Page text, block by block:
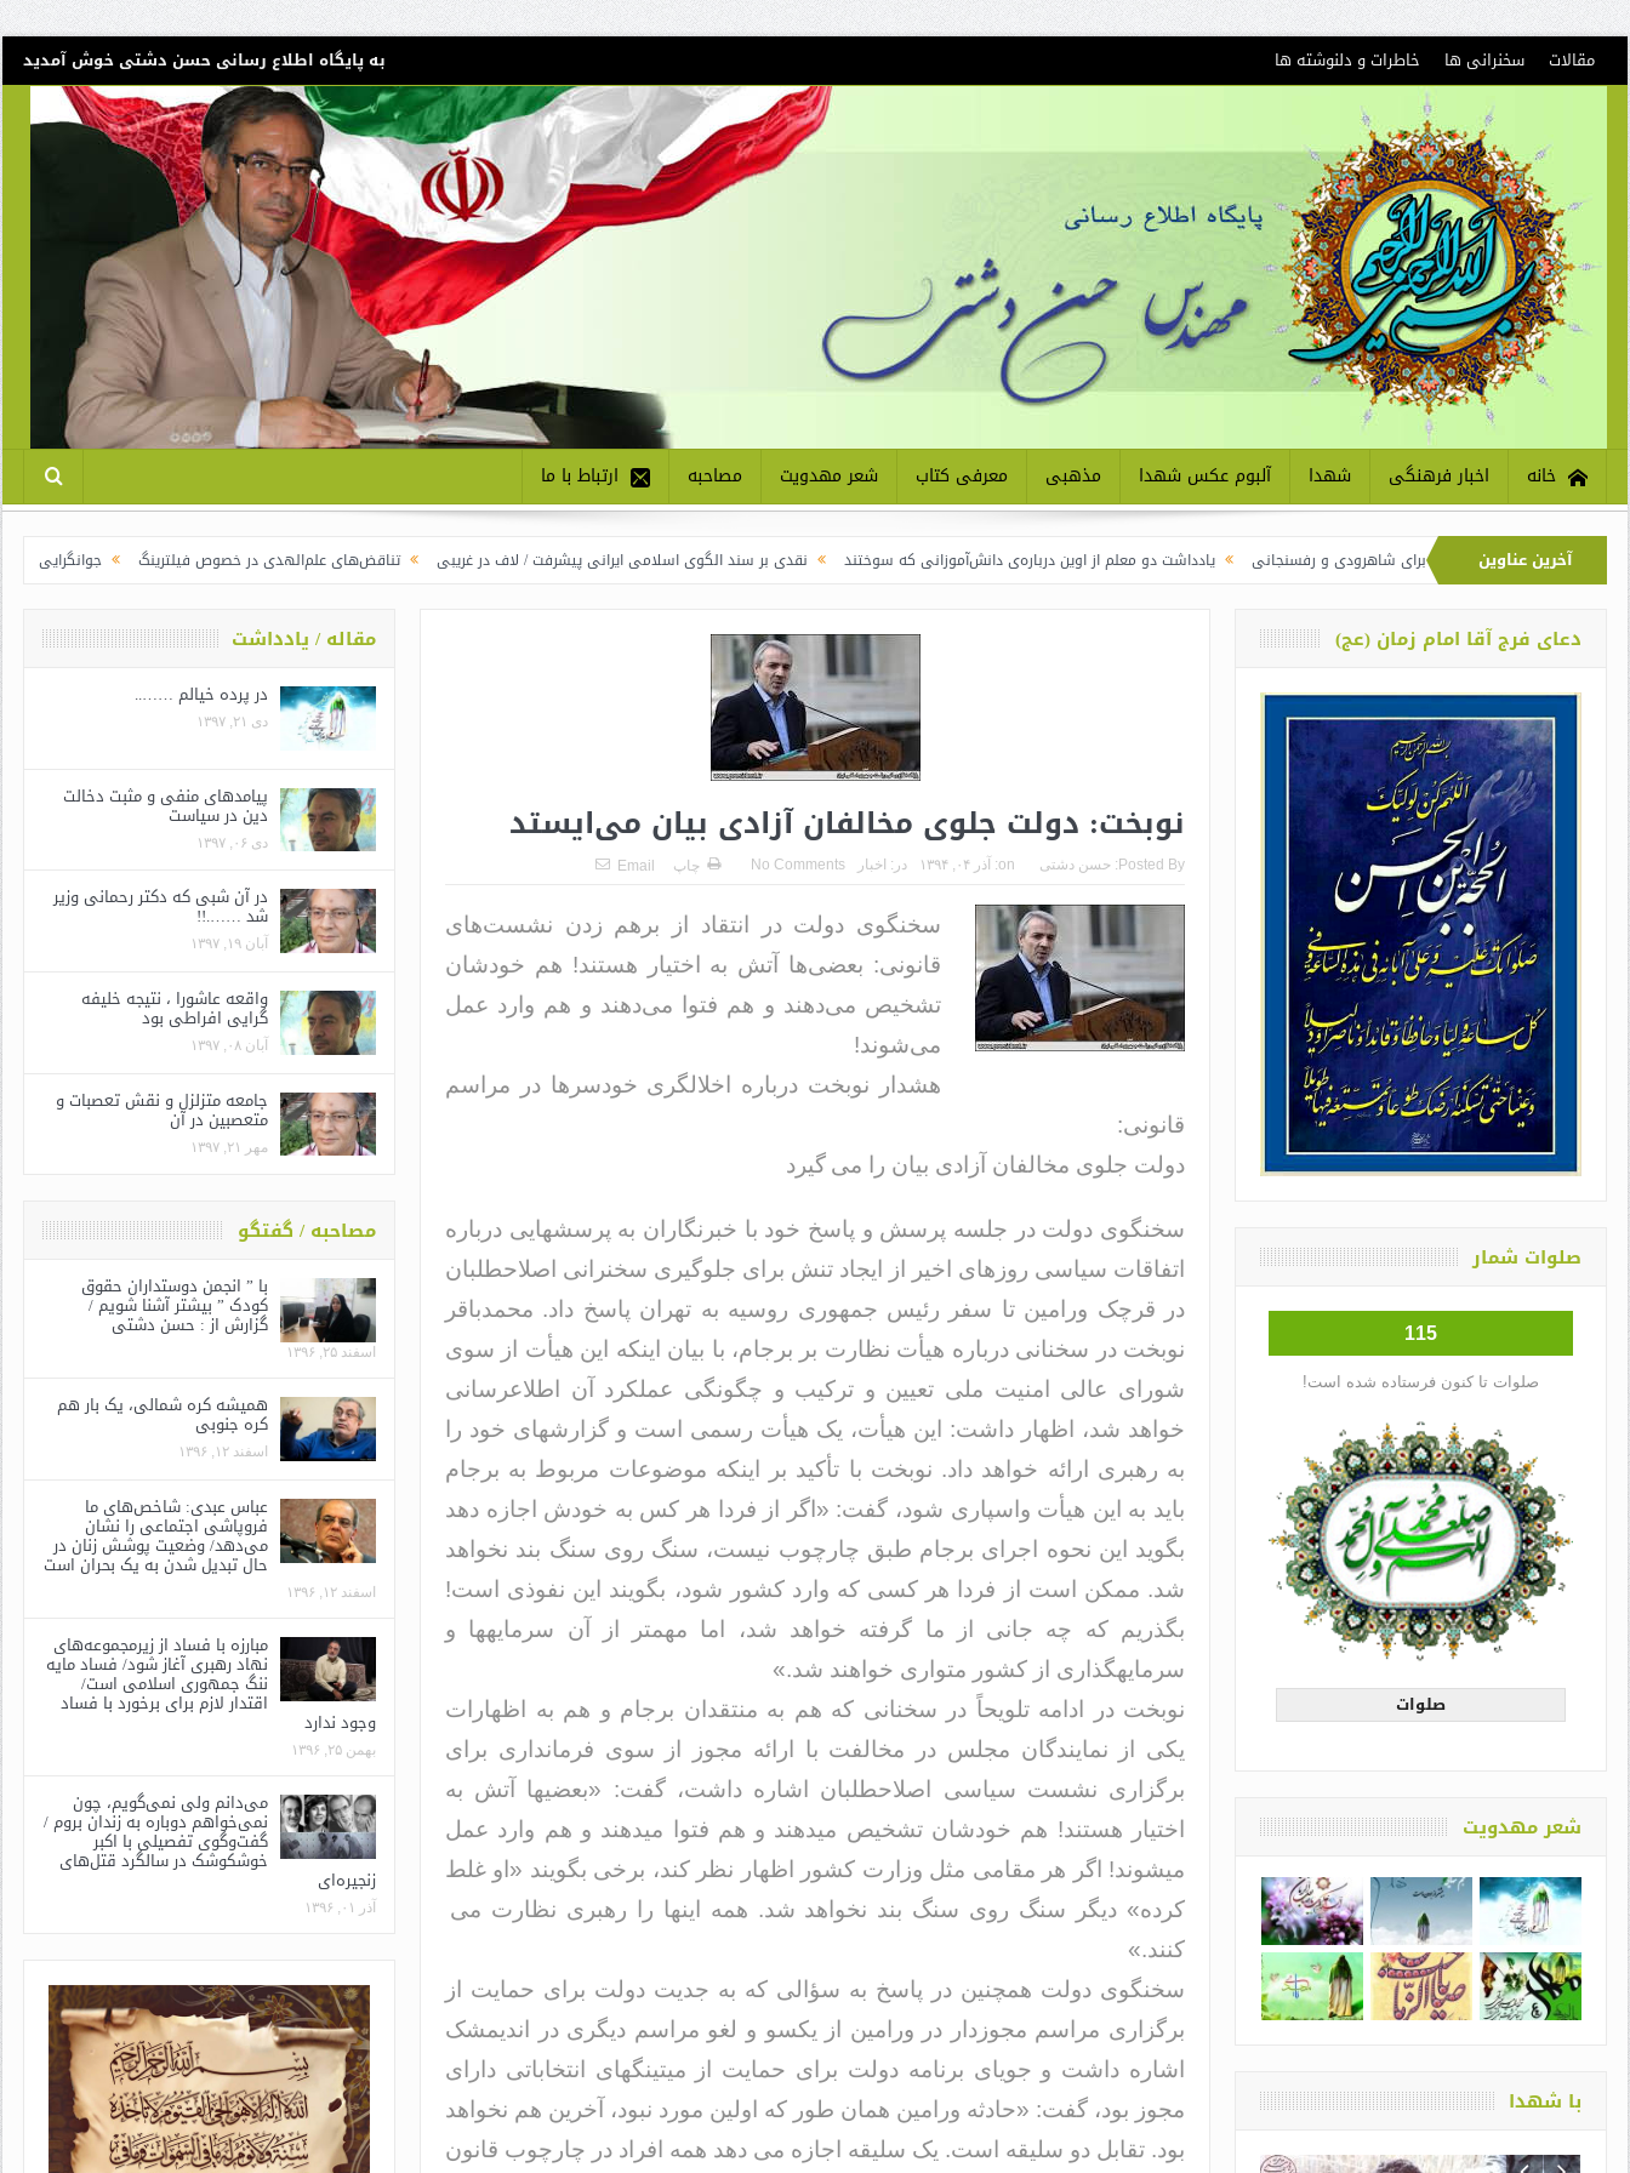
به پایگاه اطلاع رسانی حسن دشتی خوش آمدید مقالات سخنرانی ها خاطرات و دلنوشته ها
خانه اخبار فرهنگی شهدا آلبوم عکس شهدا مذهبی معرفی کتاب شعر مهدویت مصاحبه ارتباط با ما
آخرین عناوین
خامنه‌ای برای شاهرودی و رفسنجانی یادداشت دو معلم از اوین درباره‌ی دانش‌آموزانی که سوختند نقدی بر سند الگوی اسلامی ایرانی پیشرفت / لاف در غریبی تناقض‌های علم‌الهدی در خصوص فیلترینگ جوانگرایی به سبک وزرای جدید
نوبخت: دولت جلوی مخالفان آزادی بیان می‌ایستد
Posted By: حسن دشتی on: آذر ۰۴, ۱۳۹۴ در: اخبار No Comments چاپ Email
سخنگوی دولت در انتقاد از برهم زدن نشست‌های
قانونی: بعضی‌ها آتش به اختیار هستند! هم خودشان
تشخیص می‌دهند و هم فتوا می‌دهند و هم وارد عمل
می‌شوند!
هشدار نوبخت درباره اخلالگری خودسرها در مراسم
قانونی:
دولت جلوی مخالفان آزادی بیان را می گیرد
سخنگوی دولت در جلسه پرسش و پاسخ خود با خبرنگاران به پرسشهایی درباره
اتفاقات سیاسی روزهای اخیر از ایجاد تنش برای جلوگیری سخنرانی اصلاحطلبان
در قرچک ورامین تا سفر رئیس جمهوری روسیه به تهران پاسخ داد. محمدباقر
نوبخت در سخنانی درباره هیأت نظارت بر برجام، با بیان اینکه این هیأت از سوی
شورای عالی امنیت ملی تعیین و ترکیب و چگونگی عملکرد آن اطلاعرسانی
خواهد شد، اظهار داشت: این هیأت، یک هیأت رسمی است و گزارشهای خود را
به رهبری ارائه خواهد داد. نوبخت با تأکید بر اینکه موضوعات مربوط به برجام
باید به این هیأت واسپاری شود، گفت: «اگر از فردا هر کس به خودش اجازه دهد
بگوید این نحوه اجرای برجام طبق چارچوب نیست، سنگ روی سنگ بند نخواهد
شد. ممکن است از فردا هر کسی که وارد کشور شود، بگویند این نفوذی است!
بگذریم که چه جانی از ما گرفته خواهد شد، اما مهمتر از آن سرمایهها و
سرمایهگذاری از کشور متواری خواهند شد.»
نوبخت در ادامه تلویحاً در سخنانی که هم به منتقدان برجام و هم به اظهارات
یکی از نمایندگان مجلس در مخالفت با ارائه مجوز از سوی فرمانداری برای
برگزاری نشست سیاسی اصلاحطلبان اشاره داشت، گفت: «بعضیها آتش به
اختیار هستند! هم خودشان تشخیص میدهند و هم فتوا میدهند و هم وارد عمل
میشوند! اگر هر مقامی مثل وزارت کشور اظهار نظر کند، برخی بگویند «او غلط
کرده» دیگر سنگ روی سنگ بند نخواهد شد. همه اینها را رهبری نظارت می
کنند.»
سخنگوی دولت همچنین در پاسخ به سؤالی که به جدیت دولت برای حمایت از
برگزاری مراسم مجوزدار در ورامین از یکسو و لغو مراسم دیگری در اندیمشک
اشاره داشت و جویای برنامه دولت برای حمایت از میتینگهای انتخاباتی دارای
مجوز بود، گفت: «حادثه ورامین همان طور که اولین مورد نبود، آخرین هم نخواهد
بود. تقابل دو سلیقه است. یک سلیقه اجازه می دهد همه افراد در چارچوب قانون
مقاله / یادداشت
در پرده خیالم ……..
دی ۲۱, ۱۳۹۷
پیامدهای منفی و مثبت دخالت
دین در سیاست
دی ۰۶, ۱۳۹۷
در آن شبی که دکتر رحمانی وزیر
شد …….!!
آبان ۱۹, ۱۳۹۷
واقعه عاشورا ، نتیجه خلیفه
گرایی افراطی بود
آبان ۰۸, ۱۳۹۷
جامعه متزلزل و نقش تعصبات و
متعصبین در آن
مهر ۲۱, ۱۳۹۷
مصاحبه / گفتگو
با ” انجمن دوستداران حقوق
کودک ” بیشتر آشنا شویم /
گزارش از : حسن دشتی
اسفند ۲۵, ۱۳۹۶
همیشه کره شمالی، یک بار هم
کره جنوبی
اسفند ۱۲, ۱۳۹۶
عباس عبدی: شاخص‌های ما
فروپاشی اجتماعی را نشان
می‌دهد/ وضعیت پوشش زنان در
حال تبدیل شدن به یک بحران است
اسفند ۱۲, ۱۳۹۶
مبارزه با فساد از زیرمجموعه‌های
نهاد رهبری آغاز شود/ فساد مایه
ننگ جمهوری اسلامی است/
اقتدار لازم برای برخورد با فساد
وجود ندارد
بهمن ۲۵, ۱۳۹۶
می‌دانم ولی نمی‌گویم، چون
نمی‌خواهم دوباره به زندان بروم /
گفت‌وگوی تفصیلی با اکبر
خوشکوشک در سالگرد قتل‌های
زنجیره‌ای
آذر ۰۱, ۱۳۹۶
دعای فرج آقا امام زمان (عج)
صلوات شمار
115
صلوات تا کنون فرستاده شده است!
صلوات
شعر مهدویت
با شهدا